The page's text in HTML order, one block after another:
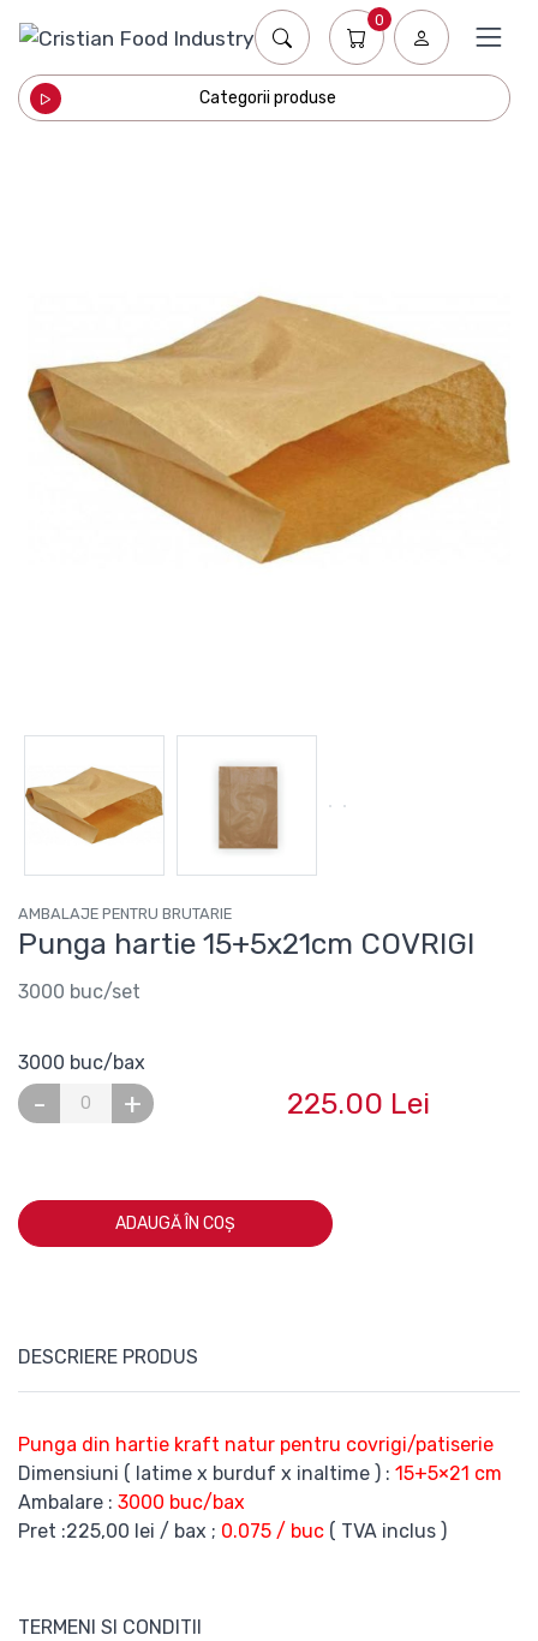
0
Categorii produse
AMBALAJE PENTRU BRUTARIE
Punga hartie 15+5x21cm COVRIGI
3000 buc/set
3000 buc/bax
- + 225.00 Lei
ADAUGĂ ÎN COȘ
DESCRIERE PRODUS
Punga din hartie kraft natur pentru covrigi/patiserie
Dimensiuni ( latime x burduf x inaltime ) : 15+5×21 cm
Ambalare : 3000 buc/bax
Pret :225,00 lei / bax ; 0.075 / buc ( TVA inclus )
TERMENI SI CONDITII